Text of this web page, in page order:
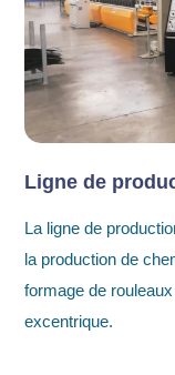
Ligne de
La ligne de
la production de
formage de
excentrique.